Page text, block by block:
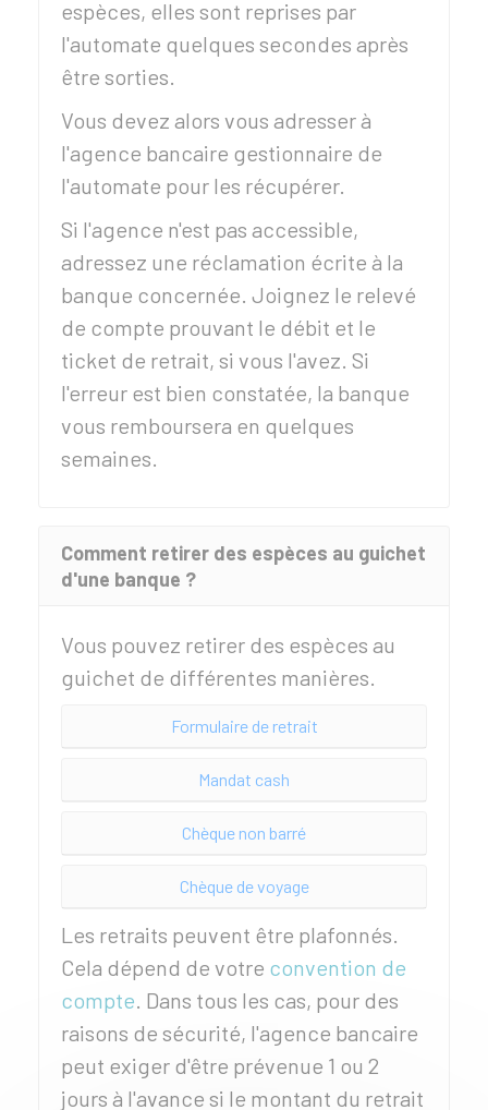
espèces, elles sont reprises par
l'automate quelques secondes après
être sorties.
Vous devez alors vous adresser à
l'agence bancaire gestionnaire de
l'automate pour les récupérer.
Si l'agence n'est pas accessible,
adressez une réclamation écrite à la
banque concernée. Joignez le relevé
de compte prouvant le débit et le
ticket de retrait, si vous l'avez. Si
l'erreur est bien constatée, la banque
vous remboursera en quelques
semaines.
Comment retirer des espèces au guichet
d'une banque ?
Vous pouvez retirer des espèces au
guichet de différentes manières.
Formulaire de retrait
Mandat cash
Chèque non barré
Chèque de voyage
Les retraits peuvent être plafonnés.
Cela dépend de votre convention de
compte. Dans tous les cas, pour des
raisons de sécurité, l'agence bancaire
peut exiger d'être prévenue 1 ou 2
jours à l'avance si le montant du retrait